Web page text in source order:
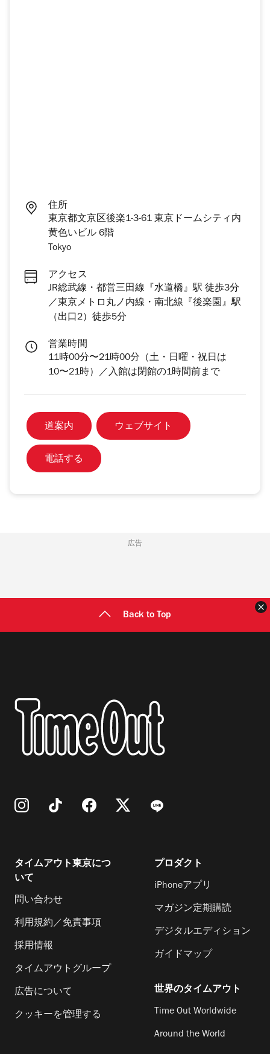
住所
東京都文京区後楽1-3-61 東京ドームシティ内
黄色いビル 6階
Tokyo
アクセス
JR総武線・都営三田線『水道橋』駅 徒歩3分
／東京メトロ丸ノ内線・南北線『後楽園』駅
（出口2）徒歩5分
営業時間
11時00分〜21時00分（土・日曜・祝日は
10〜21時）／入館は閉館の1時間前まで
道案内 ウェブサイト
電話する
広告
Back to Top
タイムアウト東京につ
いて
問い合わせ
利用規約／免責事項
採用情報
タイムアウトグループ
広告について
クッキーを管理する
プロダクト
iPhoneアプリ
マガジン定期購読
デジタルエディション
ガイドマップ
世界のタイムアウト
Time Out Worldwide
Around the World